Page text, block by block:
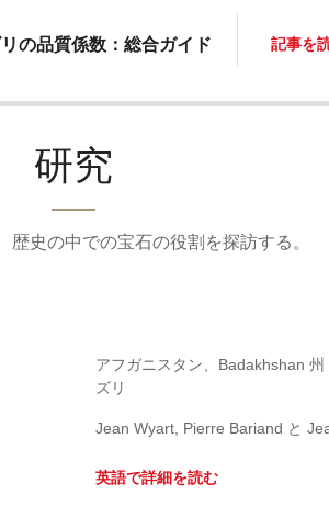
の品質係数：総合ガイド 記事を
研究
歴史の中での宝石の役割を探訪する。
アフガニスタン、Badakhshan
ズリ
Jean Wyart, Pierre Bariand と
英語で詳細を読む